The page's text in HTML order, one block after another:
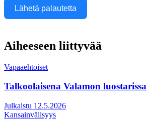
Lähetä palautetta
Aiheeseen liittyvää
Vapaaehtoiset
Talkoolaisena Valamon luostarissa
Julkaistu 12.5.2026
Kansainvälisyys